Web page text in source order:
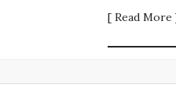
[ Read More